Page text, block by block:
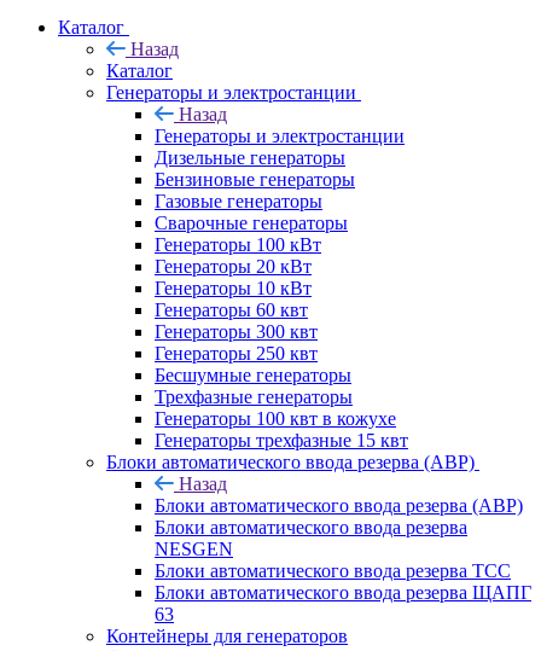
Каталог
Назад
Каталог
Генераторы и электростанции
Назад
Генераторы и электростанции
Дизельные генераторы
Бензиновые генераторы
Газовые генераторы
Сварочные генераторы
Генераторы 100 кВт
Генераторы 20 кВт
Генераторы 10 кВт
Генераторы 60 квт
Генераторы 300 квт
Генераторы 250 квт
Бесшумные генераторы
Трехфазные генераторы
Генераторы 100 квт в кожухе
Генераторы трехфазные 15 квт
Блоки автоматического ввода резерва (АВР)
Назад
Блоки автоматического ввода резерва (АВР)
Блоки автоматического ввода резерва
NESGEN
Блоки автоматического ввода резерва ТСС
Блоки автоматического ввода резерва ЩАПГ
63
Контейнеры для генераторов